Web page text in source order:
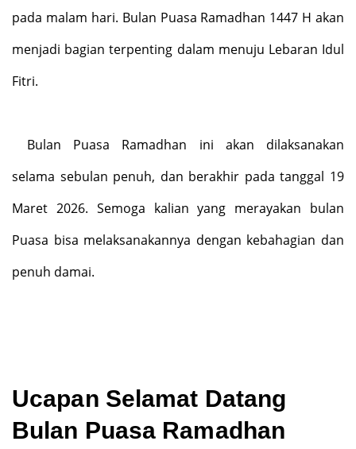
pada malam hari. Bulan Puasa Ramadhan 1447 H akan
menjadi bagian terpenting dalam menuju Lebaran Idul
Fitri.
Bulan Puasa Ramadhan ini akan dilaksanakan
selama sebulan penuh, dan berakhir pada tanggal 19
Maret 2026. Semoga kalian yang merayakan bulan
Puasa bisa melaksanakannya dengan kebahagian dan
penuh damai.
Ucapan Selamat Datang
Bulan Puasa Ramadhan